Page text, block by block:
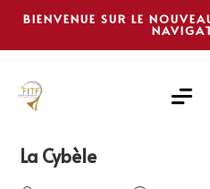
BIENVENUE SUR LE
La Cybèle